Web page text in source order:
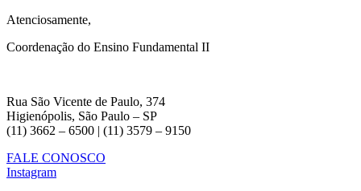
Atenciosamente,
Coordenação do Ensino Fundamental II
Rua São Vicente de Paulo, 374
Higienópolis, São Paulo – SP
(11) 3662 – 6500 | (11) 3579 – 9150
FALE CONOSCO
Instagram